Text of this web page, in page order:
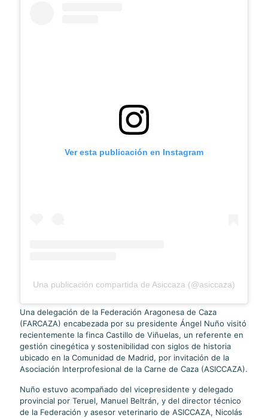
Ver esta publicación en Instagram
Una publicación compartida de Asiccaza (@asiccaza)
Una delegación de la Federación Aragonesa de Caza
(FARCAZA) encabezada por su presidente Ángel Nuño visitó
recientemente la finca Castillo de Viñuelas, un referente en
gestión cinegética y sostenibilidad con siglos de historia
ubicado en la Comunidad de Madrid, por invitación de la
Asociación Interprofesional de la Carne de Caza (ASICCAZA).
Nuño estuvo acompañado del vicepresidente y delegado
provincial por Teruel, Manuel Beltrán, y del director técnico
de la Federación y asesor veterinario de ASICCAZA, Nicolás